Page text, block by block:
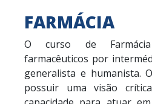
FARMÁCIA
O curso de
farmacêuticos por
generalista e humanista.
possuir uma visão